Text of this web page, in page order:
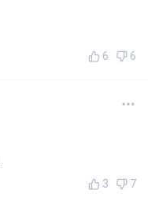
6 6
3 7